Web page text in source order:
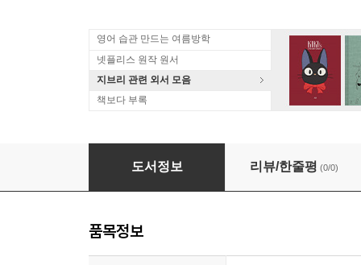
영어 습관 만드는 여름방학
넷플리스 원작 원서
지브리 관련 외서 모음
책보다 부록
空の境界 The Garden of sinners 20周年記念(
도서정보 리뷰/한줄평 (0/0)
품목정보